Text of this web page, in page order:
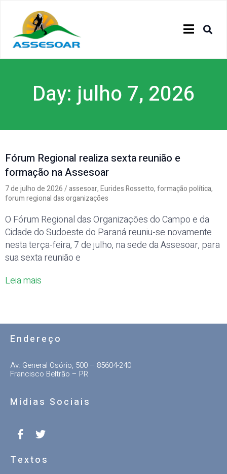
Day: julho 7, 2026
Fórum Regional realiza sexta reunião e
formação na Assesoar
7 de julho de 2026/assesoar,Eurides Rossetto,formação política,
forum regional das organizações
O Fórum Regional das Organizações do Campo e da
Cidade do Sudoeste do Paraná reuniu-se novamente
nesta terça-feira, 7 de julho, na sede da Assesoar, para
sua sexta reunião e
Leia mais
Endereço
Av. General Osório, 500 – 85604-240
Francisco Beltrão – PR
Mídias Sociais
Textos